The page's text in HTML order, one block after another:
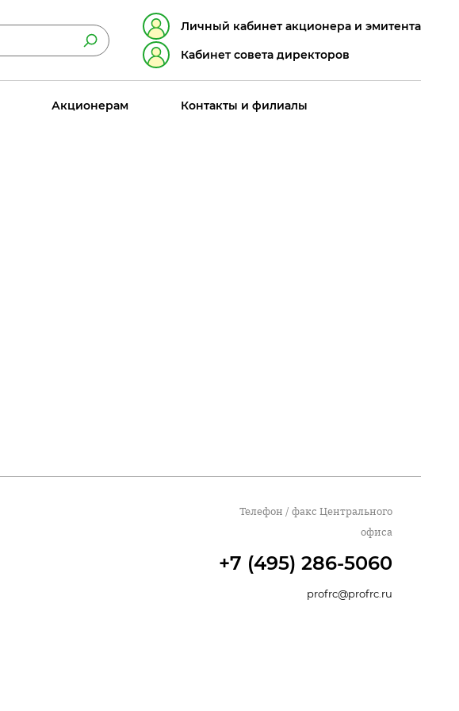
Личный кабинет акционера и эмитента
Кабинет совета директоров
Акционерам Контакты и филиалы
Телефон / факс Центрального
офиса
+7 (495) 286-5060
profrc@profrc.ru